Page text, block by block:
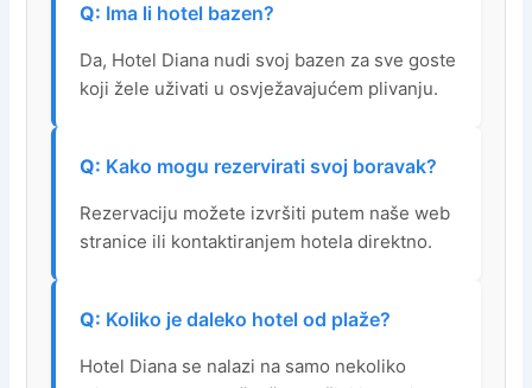
Ima li hotel bazen?
Da, Hotel Diana nudi svoj bazen za sve goste
koji žele uživati u osvježavajućem plivanju.
Kako mogu rezervirati svoj boravak?
Rezervaciju možete izvršiti putem naše web
stranice ili kontaktiranjem hotela direktno.
Koliko je daleko hotel od plaže?
Hotel Diana se nalazi na samo nekoliko